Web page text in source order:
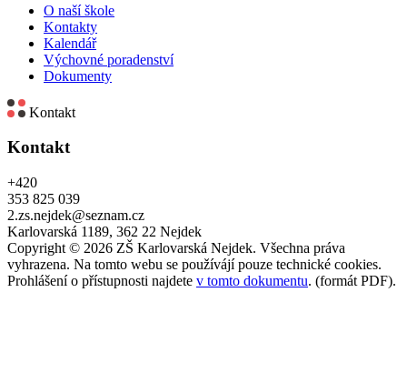
O naší škole
Kontakty
Kalendář
Výchovné poradenství
Dokumenty
Kontakt
Kontakt
+420
353 825 039
2.zs.nejdek@seznam.cz
Karlovarská 1189, 362 22 Nejdek
Copyright © 2026 ZŠ Karlovarská Nejdek. Všechna práva
vyhrazena. Na tomto webu se používájí pouze technické cookies.
Prohlášení o přístupnosti najdete v tomto dokumentu. (formát PDF).